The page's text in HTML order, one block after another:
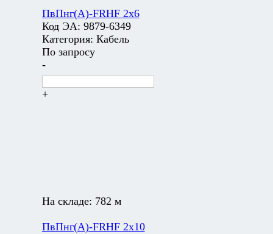
ПвПнг(А)-FRHF 2х6
Код ЭА: 9879-6349
Категория: Кабель
По запросу
-
+
На складе: 782 м
ПвПнг(А)-FRHF 2х10